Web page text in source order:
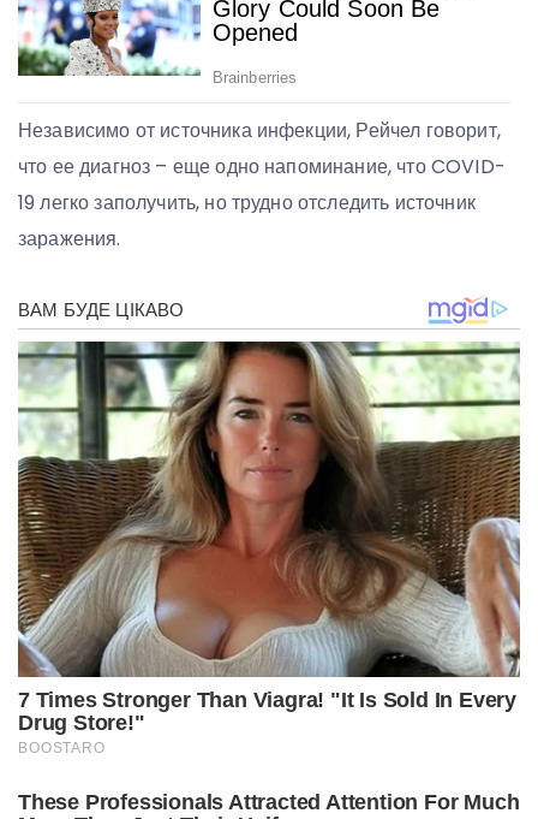
Независимо от источника инфекции, Рейчел говорит,
что ее диагноз – еще одно напоминание, что COVID-
19 легко заполучить, но трудно отследить источник
заражения.